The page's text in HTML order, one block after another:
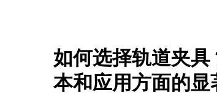
如何选择轨道夹
本和应用方面的